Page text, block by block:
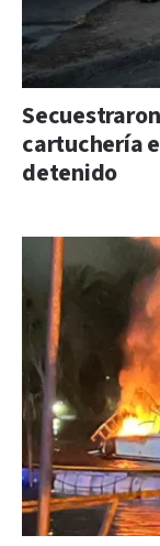
cartuchería
detenido